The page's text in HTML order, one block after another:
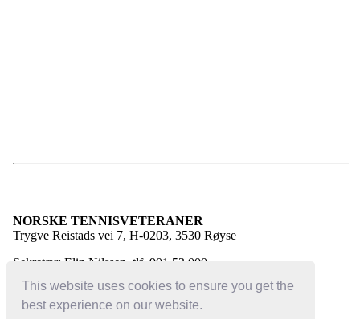
This website uses cookies to ensure you get the
best experience on our website.
NORSKE TENNISVETERANER
Trygve Reistads vei 7, H-0203, 3530 Røyse
Sekretær: Elin Nilssen, tlf. 901 53 000